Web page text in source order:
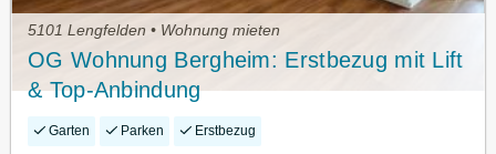
5101 Lengfelden • Wohnung mieten
OG Wohnung Bergheim: Erstbezug mit Lift
& Top-Anbindung
Garten Parken Erstbezug